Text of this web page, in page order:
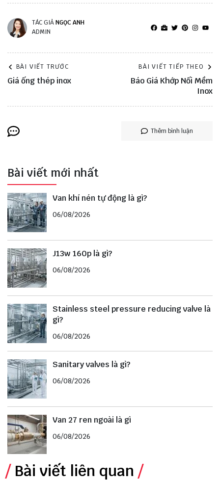
TÁC GIẢNGỌC ANH
ADMIN
BÀI VIẾT TRƯỚC
Giá ống thép inox
BÀI VIẾT TIẾP THEO
Báo Giá Khớp Nối Mềm
Inox
Thêm bình luận
Bài viết mới nhất
Van khí nén tự động là gì?
06/08/2026
J13w 160p là gì?
06/08/2026
Stainless steel pressure reducing valve là
gì?
06/08/2026
Sanitary valves là gì?
06/08/2026
Van 27 ren ngoài là gì
06/08/2026
Bài viết liên quan